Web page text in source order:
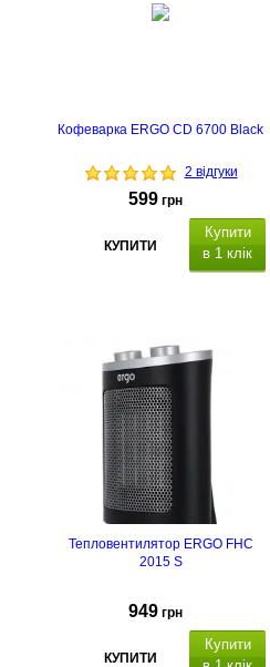
Кофеварка ERGO CD 6700 Black
2 відгуки
599 грн
КУПИТИ
Купити
в 1 клік
Тепловентилятор ERGO FHC
2015 S
949 грн
КУПИТИ
Купити